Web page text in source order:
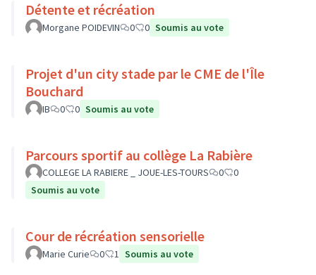
Détente et récréation
Morgane POIDEVIN 0 0 Soumis au vote
Projet d'un city stade par le CME de l'Île
Bouchard
IB 0 0 Soumis au vote
Parcours sportif au collège La Rabière
COLLEGE LA RABIERE _ JOUE-LES-TOURS 0
0
Soumis au vote
Cour de récréation sensorielle
Marie Curie 0 1 Soumis au vote